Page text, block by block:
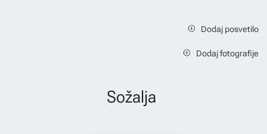
Dodaj posvetilo
Dodaj fotografije
Sožalja